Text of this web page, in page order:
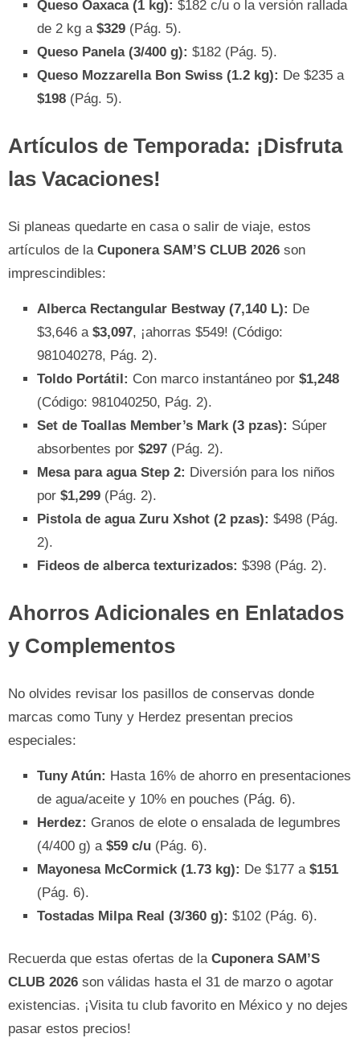
Queso Oaxaca (1 kg): $182 c/u o la versión rallada
de 2 kg a $329 (Pág. 5).
Queso Panela (3/400 g): $182 (Pág. 5).
Queso Mozzarella Bon Swiss (1.2 kg): De $235 a
$198 (Pág. 5).
Artículos de Temporada: ¡Disfruta
las Vacaciones!
Si planeas quedarte en casa o salir de viaje, estos
artículos de la Cuponera SAM’S CLUB 2026 son
imprescindibles:
Alberca Rectangular Bestway (7,140 L): De
$3,646 a $3,097, ¡ahorras $549! (Código:
981040278, Pág. 2).
Toldo Portátil: Con marco instantáneo por $1,248
(Código: 981040250, Pág. 2).
Set de Toallas Member’s Mark (3 pzas): Súper
absorbentes por $297 (Pág. 2).
Mesa para agua Step 2: Diversión para los niños
por $1,299 (Pág. 2).
Pistola de agua Zuru Xshot (2 pzas): $498 (Pág.
2).
Fideos de alberca texturizados: $398 (Pág. 2).
Ahorros Adicionales en Enlatados
y Complementos
No olvides revisar los pasillos de conservas donde
marcas como Tuny y Herdez presentan precios
especiales:
Tuny Atún: Hasta 16% de ahorro en presentaciones
de agua/aceite y 10% en pouches (Pág. 6).
Herdez: Granos de elote o ensalada de legumbres
(4/400 g) a $59 c/u (Pág. 6).
Mayonesa McCormick (1.73 kg): De $177 a $151
(Pág. 6).
Tostadas Milpa Real (3/360 g): $102 (Pág. 6).
Recuerda que estas ofertas de la Cuponera SAM’S
CLUB 2026 son válidas hasta el 31 de marzo o agotar
existencias. ¡Visita tu club favorito en México y no dejes
pasar estos precios!